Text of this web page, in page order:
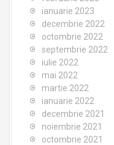
ianuarie 2023
decembrie 2022
octombrie 2022
septembrie 2022
iulie 2022
mai 2022
martie 2022
ianuarie 2022
decembrie 2021
noiembrie 2021
octombrie 2021